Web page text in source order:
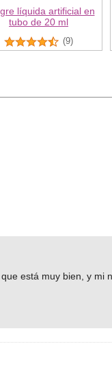
líquida artificial en
tubo de 20 ml
(9)
está muy bien, y mi